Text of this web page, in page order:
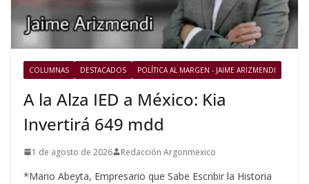
COLUMNAS DESTACADOS POLÍTICA AL MARGEN - JAIME ARIZMENDI
A la Alza IED a México: Kia
Invertirá 649 mdd
1 de agosto de 2026 Redacción Argonmexico
*Mario Abeyta, Empresario que Sabe Escribir la Historia